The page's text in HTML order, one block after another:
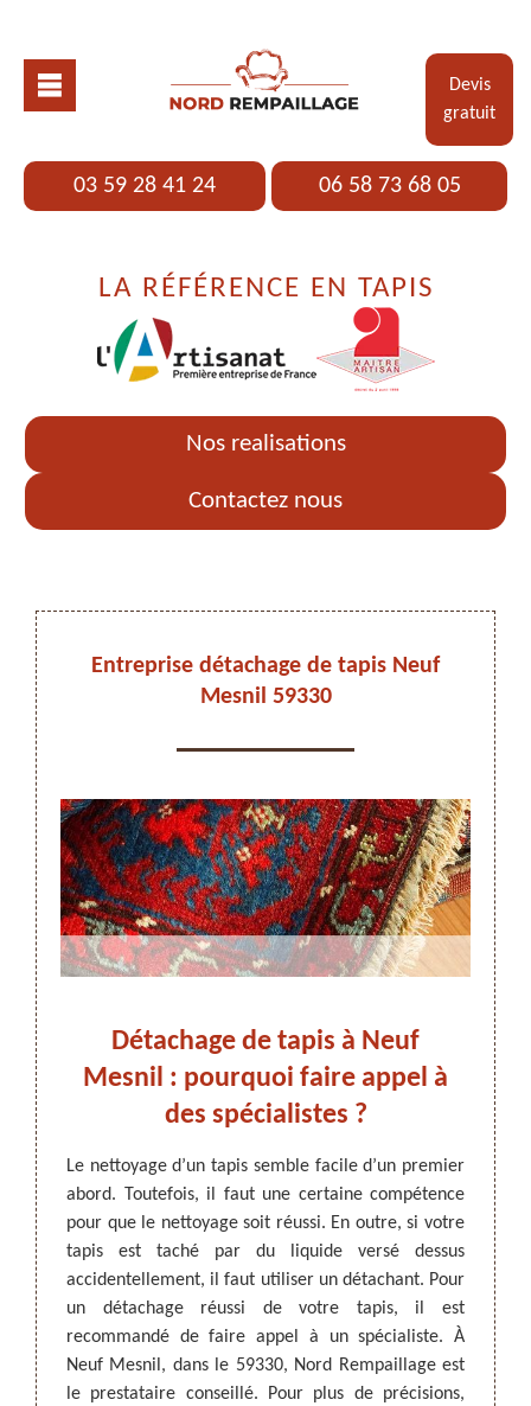
Devis
gratuit
03 59 28 41 24 06 58 73 68 05
LA RÉFÉRENCE EN TAPIS
Nos realisations
Contactez nous
ARTISAN DEZITTER, REMPAILLAGE -
CANNAGE - RECOLLAGE, 59 NORD
Entreprise détachage de tapis Neuf
Mesnil 59330
!
être
et
être
tapis
le
à qui
son
Détachage de tapis à Neuf
Mesnil : pourquoi faire appel à
des spécialistes ?
Le nettoyage d’un tapis semble facile d’un premier
abord. Toutefois, il faut une certaine compétence
pour que le nettoyage soit réussi. En outre, si votre
tapis est taché par du liquide versé dessus
accidentellement, il faut utiliser un détachant. Pour
un détachage réussi de votre tapis, il est
recommandé de faire appel à un spécialiste. À
Neuf Mesnil, dans le 59330, Nord Rempaillage est
le prestataire conseillé. Pour plus de précisions,
Pour
faut
plus